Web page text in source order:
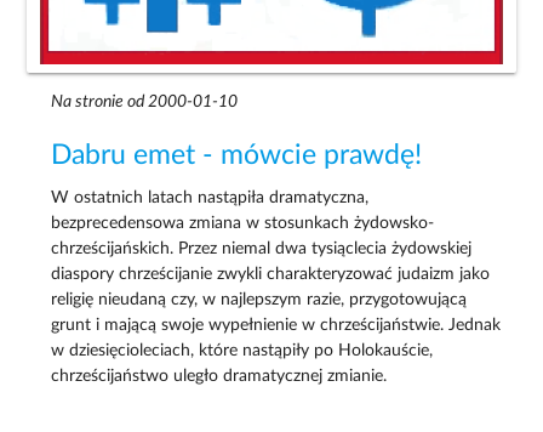
Na stronie od 2000-01-10
Dabru emet - mówcie prawdę!
W ostatnich latach nastąpiła dramatyczna,
bezprecedensowa zmiana w stosunkach żydowsko-
chrześcijańskich. Przez niemal dwa tysiąclecia żydowskiej
diaspory chrześcijanie zwykli charakteryzować judaizm jako
religię nieudaną czy, w najlepszym razie, przygotowującą
grunt i mającą swoje wypełnienie w chrześcijaństwie. Jednak
w dziesięcioleciach, które nastąpiły po Holokauście,
chrześcijaństwo uległo dramatycznej zmianie.